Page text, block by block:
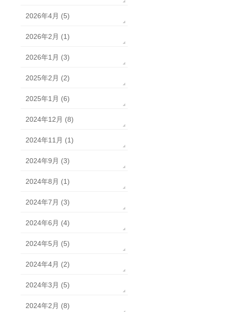
2026年4月 (5)
2026年2月 (1)
2026年1月 (3)
2025年2月 (2)
2025年1月 (6)
2024年12月 (8)
2024年11月 (1)
2024年9月 (3)
2024年8月 (1)
2024年7月 (3)
2024年6月 (4)
2024年5月 (5)
2024年4月 (2)
2024年3月 (5)
2024年2月 (8)